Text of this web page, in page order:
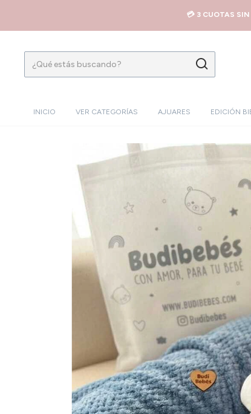
💳 3 CUOTAS
INICIO VER CATEGORÍAS AJUARES EDICIÓN